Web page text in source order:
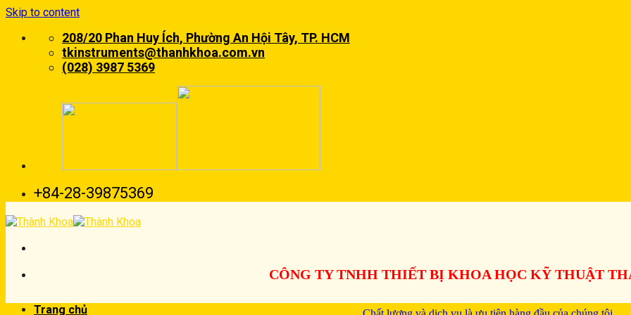
Skip to content
208/20 Phan Huy Ích, Phường An Hội Tây, TP. HCM
tkinstruments@thanhkhoa.com.vn
(028) 3987 5369
+84-28-39875369
CÔNG TY TNHH THIẾT BỊ KHOA HỌC KỸ THUẬT
Trang chủ